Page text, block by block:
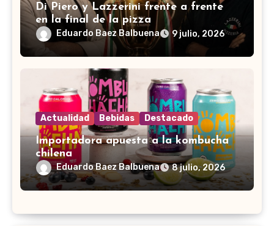
Di Piero y Lazzerini frente a frente
en la final de la pizza
Eduardo Baez Balbuena 9 julio, 2026
Actualidad Bebidas Destacado
Importadora apuesta a la kombucha
chilena
Eduardo Baez Balbuena 8 julio, 2026